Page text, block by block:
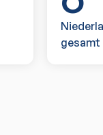
gesamt